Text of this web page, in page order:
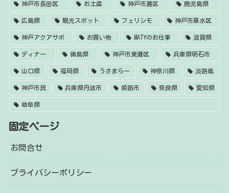
神戸市長田区 お土産 神戸市灘区 鹿児島県
広島県 観光スポット フェリシモ 神戸市垂水区
神戸アクアサポ お買い物 MATYのお仕事 滋賀県
ディナー 徳島県 神戸市東灘区 兵庫県明石市
山口県 福岡県 うさまらー 神奈川県 淡路島
神戸市民 兵庫県丹波市 姫路市 奈良県 愛知県
岐阜県
固定ページ
お問合せ
プライバシーポリシー